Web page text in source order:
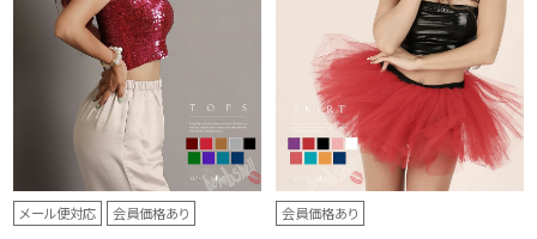
メール便対応 会員価格あり 会員価格あり